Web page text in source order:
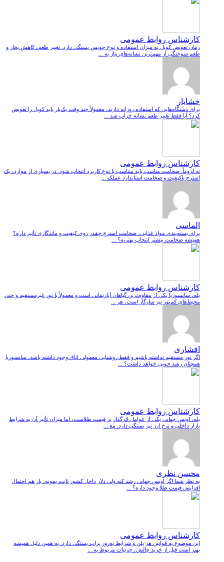
کارشناس روابط عمومی
زمان تعویض کویل به میزان استفاده و نوع جویس بستگی دارد. تغییر طعم، کاهش بخار و
طعم سوختگی از مهم‌ترین نشانه‌های نیاز به ...
خشایار
برای دستگاه‌هایی که استفاده روزانه دارند، معمولاً چند وقت یک‌بار باید کویل را تعویض
کرد؟ آیا فقط تغییر طعم نشانه خراب شد ...
کارشناس روابط عمومی
نه لزوماً. ضخامت مناسب باید متناسب با نوع کاربرد انتخاب شود. در بسیاری از موارد، یک
استرچ باکیفیت و ضخامت استاندارد عملک ...
الماسی
برای بسته‌بندی مواد غذایی، ضخامت استرچ چقدر روی کیفیت و ماندگاری تأثیر داره؟
همیشه ضخامت بیشتر انتخاب بهتریه؟ ...
کارشناس روابط عمومی
بله، سانسوریا یکی از مقاوم‌ترین گیاهان آپارتمانی است و معمولاً با نور غیرمستقیم و حتی
محیط‌های کم‌نور نیز سازگار است، هر ...
افشاری
اگر نور مستقیم نداشته باشیم و فقط روشنایی معمولی اتاق وجود داشته باشد، سانسوریا
همچنان رشد خوبی خواهد داشت؟ ...
کارشناس روابط عمومی
بله، اونس جهانی یکی از عوامل اثرگذار بر قیمت طلاست، اما میزان تأثیر آن به شرایط
بازار داخلی و نرخ ارز نیز بستگی دارد. مع ...
محسن نظری
به نظر شما اگر اونس جهانی رشد کنه ولی دلار داخل کشور ثابت بمونه، باز هم احتمال
افزایش قیمت طلا وجود داره؟ ...
کارشناس روابط عمومی
این موضوع به قوانین هر پلن و شرایط به‌روز پراپ بستگی دارد. به همین دلیل همیشه
بهتر است قبل از خرید چالش، جزئیات مربوط به ...